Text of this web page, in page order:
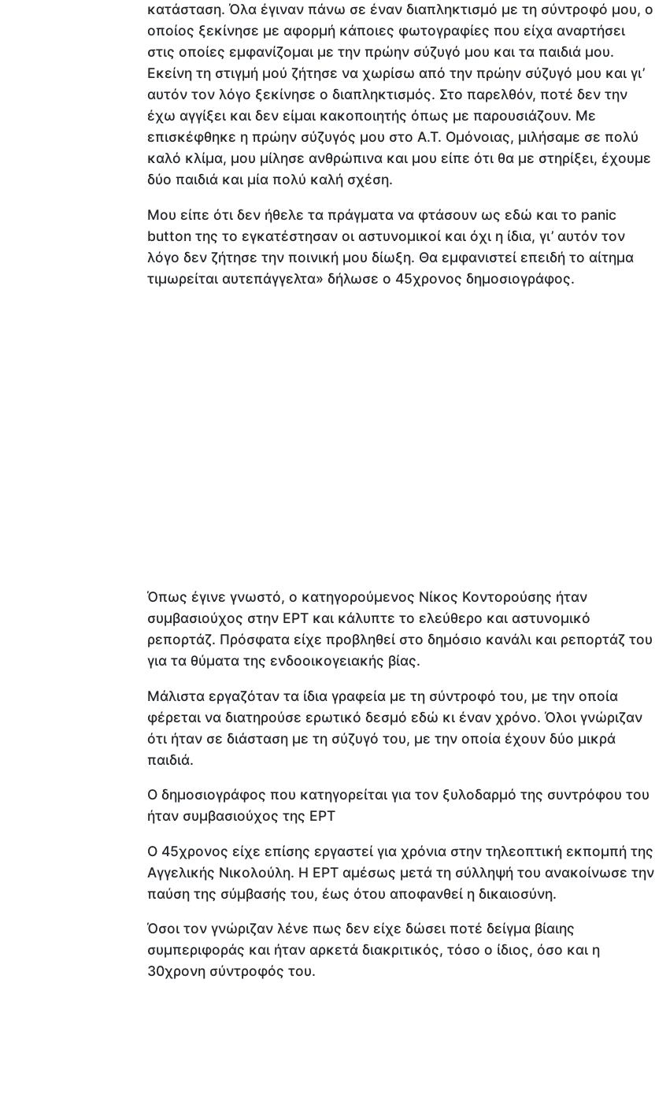
κατάσταση. Όλα έγιναν πάνω σε έναν διαπληκτισμό με τη σύντροφό μου, ο
οποίος ξεκίνησε με αφορμή κάποιες φωτογραφίες που είχα αναρτήσει
στις οποίες εμφανίζομαι με την πρώην σύζυγό μου και τα παιδιά μου.
Εκείνη τη στιγμή μού ζήτησε να χωρίσω από την πρώην σύζυγό μου και γι’
αυτόν τον λόγο ξεκίνησε ο διαπληκτισμός. Στο παρελθόν, ποτέ δεν την
έχω αγγίξει και δεν είμαι κακοποιητής όπως με παρουσιάζουν. Με
επισκέφθηκε η πρώην σύζυγός μου στο Α.Τ. Ομόνοιας, μιλήσαμε σε πολύ
καλό κλίμα, μου μίλησε ανθρώπινα και μου είπε ότι θα με στηρίξει, έχουμε
δύο παιδιά και μία πολύ καλή σχέση.
Μου είπε ότι δεν ήθελε τα πράγματα να φτάσουν ως εδώ και το panic
button της το εγκατέστησαν οι αστυνομικοί και όχι η ίδια, γι’ αυτόν τον
λόγο δεν ζήτησε την ποινική μου δίωξη. Θα εμφανιστεί επειδή το αίτημα
τιμωρείται αυτεπάγγελτα» δήλωσε ο 45χρονος δημοσιογράφος.
Όπως έγινε γνωστό, ο κατηγορούμενος Νίκος Κοντορούσης ήταν
συμβασιούχος στην ΕΡΤ και κάλυπτε το ελεύθερο και αστυνομικό
ρεπορτάζ. Πρόσφατα είχε προβληθεί στο δημόσιο κανάλι και ρεπορτάζ του
για τα θύματα της ενδοοικογειακής βίας.
Μάλιστα εργαζόταν τα ίδια γραφεία με τη σύντροφό του, με την οποία
φέρεται να διατηρούσε ερωτικό δεσμό εδώ κι έναν χρόνο. Όλοι γνώριζαν
ότι ήταν σε διάσταση με τη σύζυγό του, με την οποία έχουν δύο μικρά
παιδιά.
Ο δημοσιογράφος που κατηγορείται για τον ξυλοδαρμό της συντρόφου του
ήταν συμβασιούχος της ΕΡΤ
Ο 45χρονος είχε επίσης εργαστεί για χρόνια στην τηλεοπτική εκπομπή της
Αγγελικής Νικολούλη. Η ΕΡΤ αμέσως μετά τη σύλληψή του ανακοίνωσε την
παύση της σύμβασής του, έως ότου αποφανθεί η δικαιοσύνη.
Όσοι τον γνώριζαν λένε πως δεν είχε δώσει ποτέ δείγμα βίαιης
συμπεριφοράς και ήταν αρκετά διακριτικός, τόσο ο ίδιος, όσο και η
30χρονη σύντροφός του.